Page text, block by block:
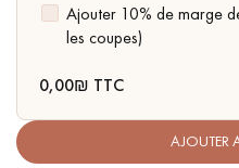
Un expert Décoplus
Ajouter 10% de marge
les coupes)
0,00₪ TTC
AJOUTER